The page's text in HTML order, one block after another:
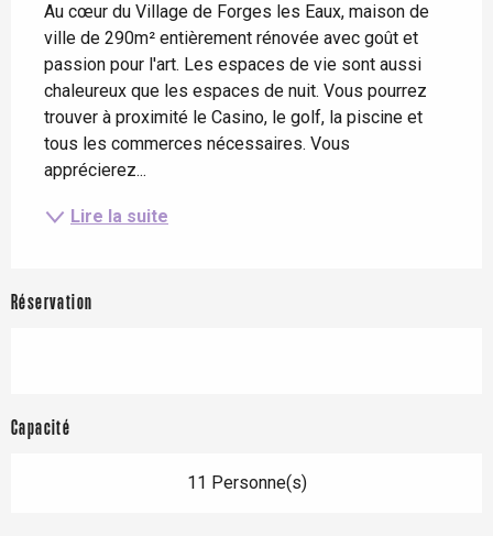
Au cœur du Village de Forges les Eaux, maison de
ville de 290m² entièrement rénovée avec goût et
passion pour l'art. Les espaces de vie sont aussi
chaleureux que les espaces de nuit. Vous pourrez
trouver à proximité le Casino, le golf, la piscine et
tous les commerces nécessaires. Vous
apprécierez...
Lire la suite
Réservation
Capacité
11 Personne(s)